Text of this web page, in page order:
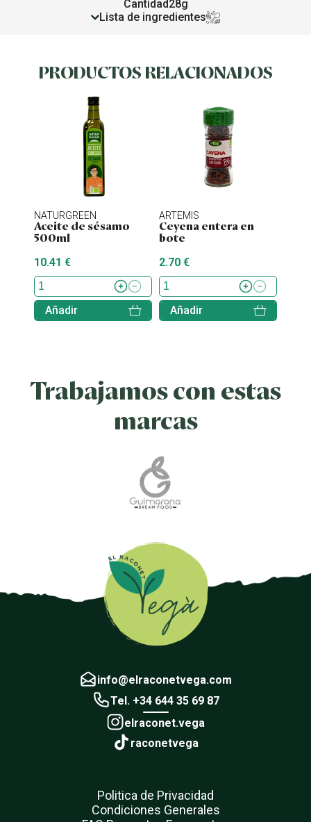
Cantidad28g
Lista de ingredientes
PRODUCTOS RELACIONADOS
NATURGREEN
Aceite de sésamo
500ml
10.41 €
Añadir
ARTEMIS
Ceyena entera en
bote
2.70 €
Añadir
Trabajamos con estas
marcas
info@elraconetvega.com
Tel. +34 644 35 69 87
elraconet.vega
raconetvega
Politica de Privacidad
Condiciones Generales